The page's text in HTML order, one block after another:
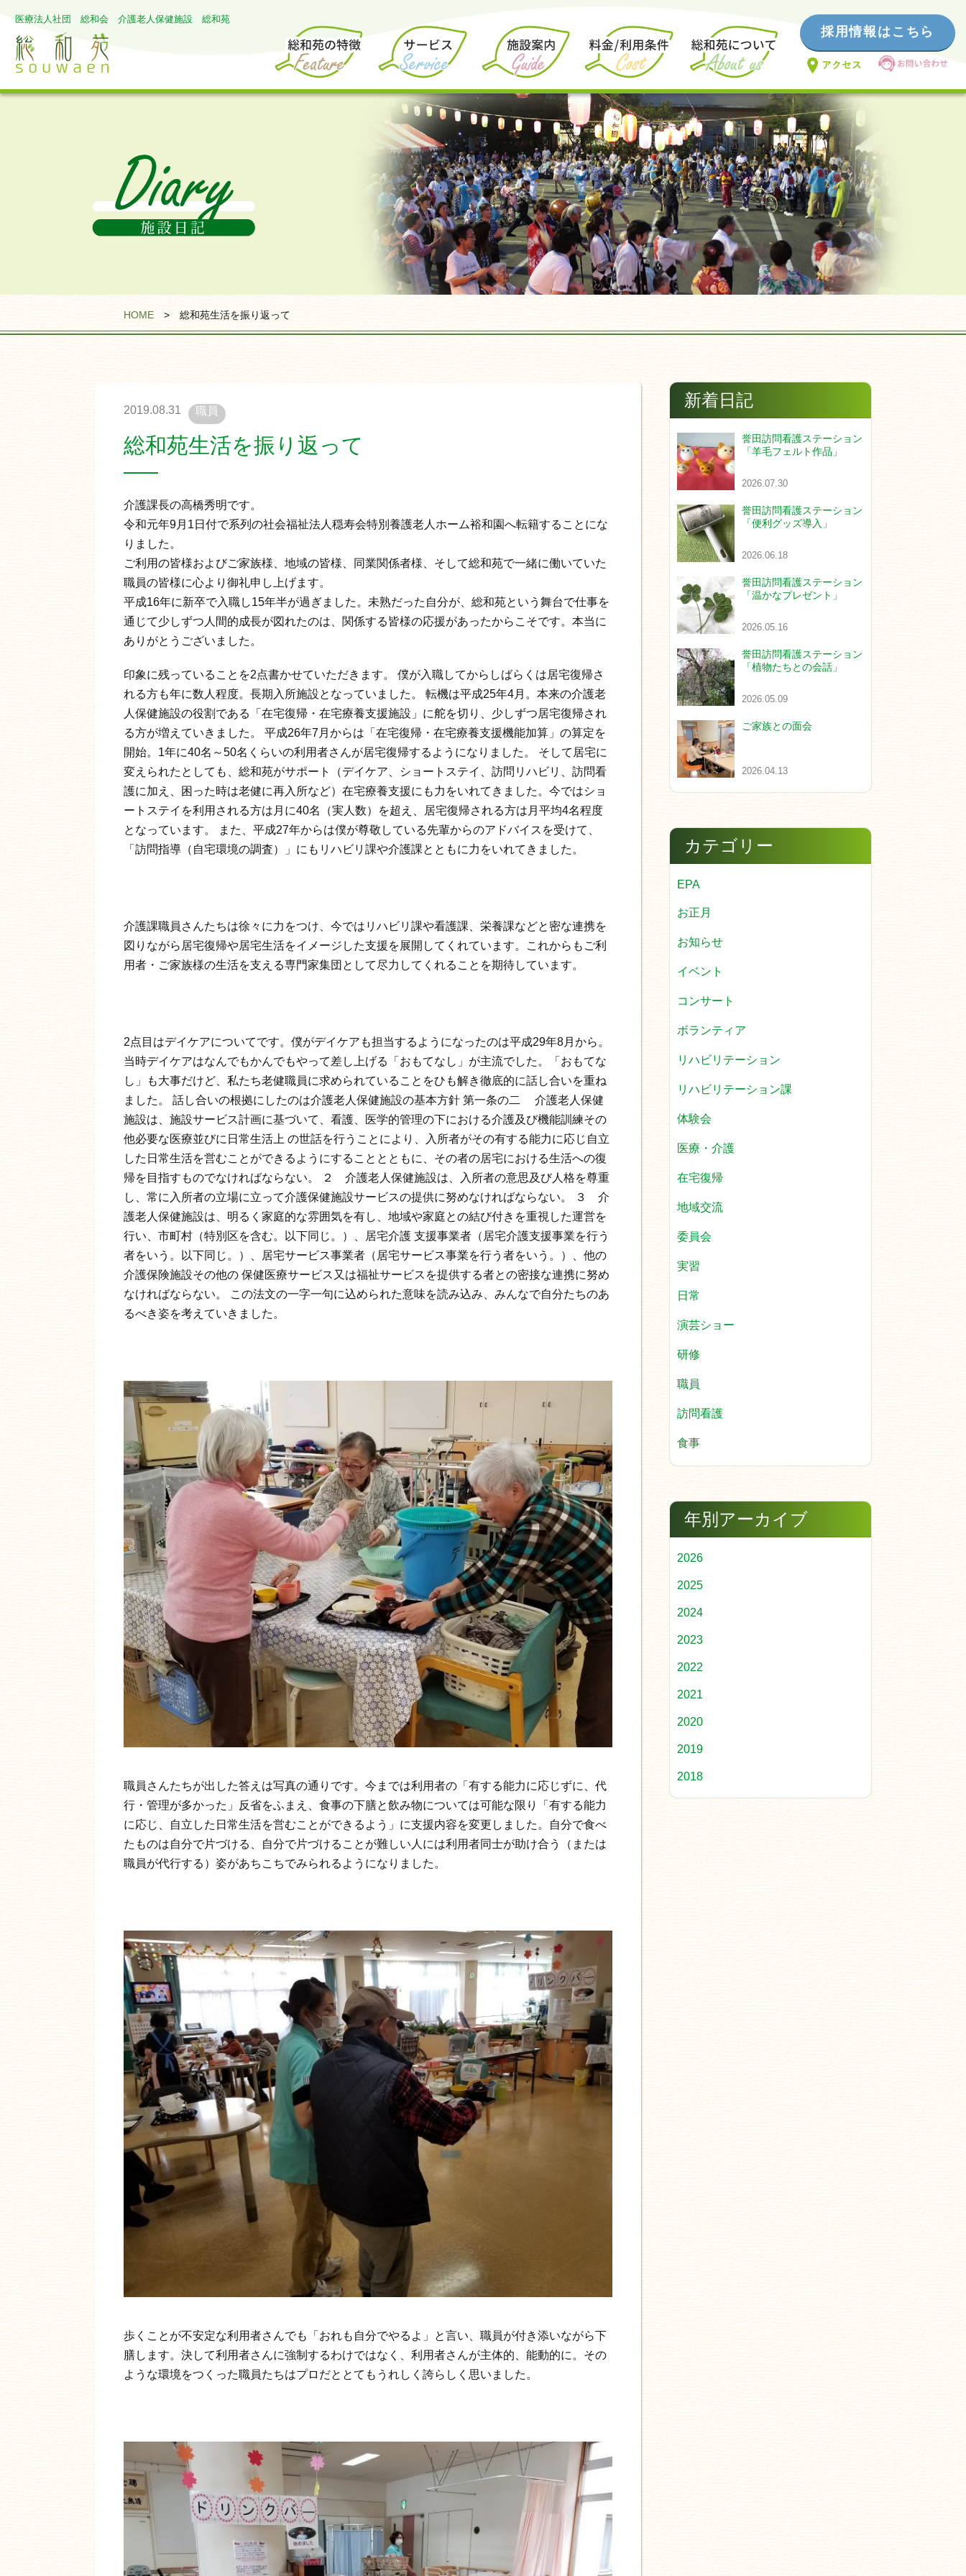
医療法人社団 総和会 介護老人保健施設 総和苑
採用情報はこちら
HOME >総和苑生活を振り返って
2019.08.31 職員
総和苑生活を振り返って
介護課長の高橋秀明です。
令和元年9月1日付で系列の社会福祉法人穏寿会特別養護老人ホーム裕和園へ転籍することにな
りました。
ご利用の皆様およびご家族様、地域の皆様、同業関係者様、そして総和苑で一緒に働いていた
職員の皆様に心より御礼申し上げます。
平成16年に新卒で入職し15年半が過ぎました。未熟だった自分が、総和苑という舞台で仕事を
通じて少しずつ人間的成長が図れたのは、関係する皆様の応援があったからこそです。本当に
ありがとうございました。
印象に残っていることを2点書かせていただきます。 僕が入職してからしばらくは居宅復帰さ
れる方も年に数人程度。長期入所施設となっていました。 転機は平成25年4月。本来の介護老
人保健施設の役割である「在宅復帰・在宅療養支援施設」に舵を切り、少しずつ居宅復帰され
る方が増えていきました。 平成26年7月からは「在宅復帰・在宅療養支援機能加算」の算定を
開始。1年に40名～50名くらいの利用者さんが居宅復帰するようになりました。 そして居宅に
変えられたとしても、総和苑がサポート（デイケア、ショートステイ、訪問リハビリ、訪問看
護に加え、困った時は老健に再入所など）在宅療養支援にも力をいれてきました。今ではショ
ートステイを利用される方は月に40名（実人数）を超え、居宅復帰される方は月平均4名程度
となっています。 また、平成27年からは僕が尊敬している先輩からのアドバイスを受けて、
「訪問指導（自宅環境の調査）」にもリハビリ課や介護課とともに力をいれてきました。
介護課職員さんたちは徐々に力をつけ、今ではリハビリ課や看護課、栄養課などと密な連携を
図りながら居宅復帰や居宅生活をイメージした支援を展開してくれています。これからもご利
用者・ご家族様の生活を支える専門家集団として尽力してくれることを期待しています。
2点目はデイケアについてです。僕がデイケアも担当するようになったのは平成29年8月から。
当時デイケアはなんでもかんでもやって差し上げる「おもてなし」が主流でした。「おもてな
し」も大事だけど、私たち老健職員に求められていることをひも解き徹底的に話し合いを重ね
ました。 話し合いの根拠にしたのは介護老人保健施設の基本方針 第一条の二 介護老人保健
施設は、施設サービス計画に基づいて、看護、医学的管理の下における介護及び機能訓練その
他必要な医療並びに日常生活上 の世話を行うことにより、入所者がその有する能力に応じ自立
した日常生活を営むことができるようにすることとともに、その者の居宅における生活への復
帰を目指すものでなければならない。 ２ 介護老人保健施設は、入所者の意思及び人格を尊重
し、常に入所者の立場に立って介護保健施設サービスの提供に努めなければならない。 ３ 介
護老人保健施設は、明るく家庭的な雰囲気を有し、地域や家庭との結び付きを重視した運営を
行い、市町村（特別区を含む。以下同じ。）、居宅介護 支援事業者（居宅介護支援事業を行う
者をいう。以下同じ。）、居宅サービス事業者（居宅サービス事業を行う者をいう。）、他の
介護保険施設その他の 保健医療サービス又は福祉サービスを提供する者との密接な連携に努め
なければならない。 この法文の一字一句に込められた意味を読み込み、みんなで自分たちのあ
るべき姿を考えていきました。
職員さんたちが出した答えは写真の通りです。今までは利用者の「有する能力に応じずに、代
行・管理が多かった」反省をふまえ、食事の下膳と飲み物については可能な限り「有する能力
に応じ、自立した日常生活を営むことができるよう」に支援内容を変更しました。自分で食べ
たものは自分で片づける、自分で片づけることが難しい人には利用者同士が助け合う（または
職員が代行する）姿があちこちでみられるようになりました。
歩くことが不安定な利用者さんでも「おれも自分でやるよ」と言い、職員が付き添いながら下
膳します。決して利用者さんに強制するわけではなく、利用者さんが主体的、能動的に。その
ような環境をつくった職員たちはプロだととてもうれしく誇らしく思いました。
新着日記
誉田訪問看護ステーション
「羊毛フェルト作品」
2026.07.30
誉田訪問看護ステーション
「便利グッズ導入」
2026.06.18
誉田訪問看護ステーション
「温かなプレゼント」
2026.05.16
誉田訪問看護ステーション
「植物たちとの会話」
2026.05.09
ご家族との面会
2026.04.13
カテゴリー
EPA
お正月
お知らせ
イベント
コンサート
ボランティア
リハビリテーション
リハビリテーション課
体験会
医療・介護
在宅復帰
地域交流
委員会
実習
日常
演芸ショー
研修
職員
訪問看護
食事
年別アーカイブ
2026
2025
2024
2023
2022
2021
2020
2019
2018